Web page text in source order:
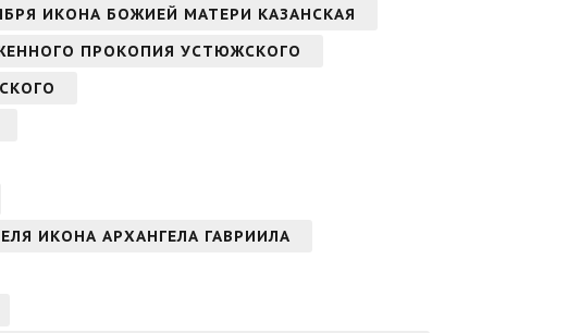
ИКОНА БОЖИЕЙ МАТЕРИ КАЗАНСКАЯ
ПРОКОПИЯ УСТЮЖСКОГО
ИКОНА АРХАНГЕЛА ГАВРИИЛА